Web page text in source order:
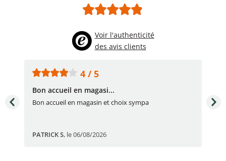
Voir l'authenticité
des avis clients
4 / 5
Bon accueil en magasi...
Bon accueil en magasin et choix sympa
PATRICK S, le 06/08/2026